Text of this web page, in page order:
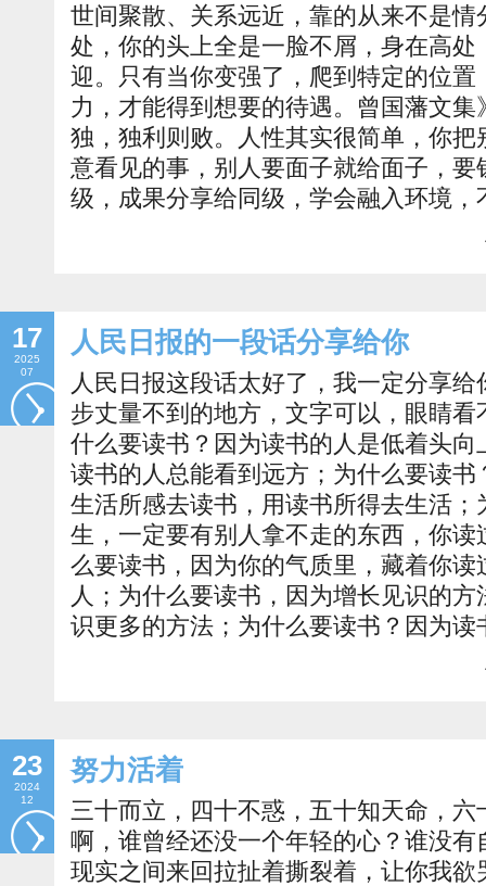
世间聚散、关系远近，靠的从来不是
处，你的头上全是一脸不屑，身在高
迎。只有当你变强了，爬到特定的位
力，才能得到想要的待遇。曾国藩文集
独，独利则败。人性其实很简单，你
意看见的事，别人要面子就给面子，
级，成果分享给同级，学会融入环境，
17
2025
07
人民日报的一段话分享给你
人民日报这段话太好了，我一定分享
步丈量不到的地方，文字可以，眼睛
什么要读书？因为读书的人是低着头
读书的人总能看到远方；为什么要读
生活所感去读书，用读书所得去生活
生，一定要有别人拿不走的东西，你
么要读书，因为你的气质里，藏着你
人；为什么要读书，因为增长见识的
识更多的方法；为什么要读书？因为读
23
2024
12
努力活着
三十而立，四十不惑，五十知天命，
啊，谁曾经还没一个年轻的心？谁没
现实之间来回拉扯着撕裂着，让你我